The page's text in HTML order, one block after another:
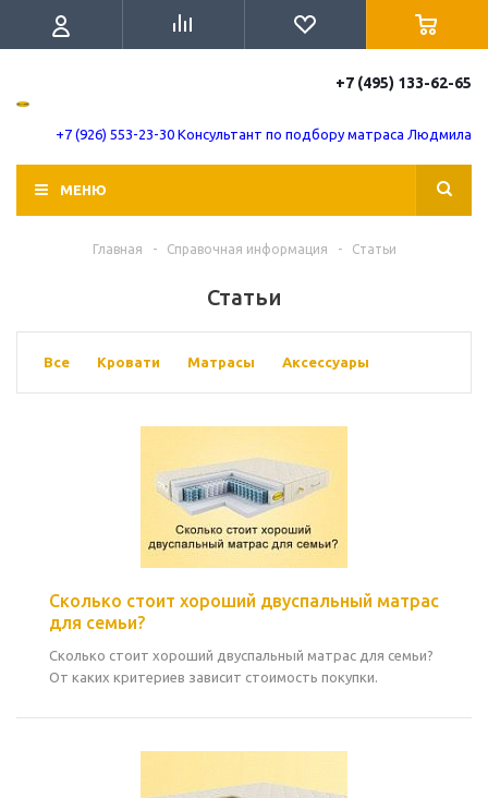
+7 (495) 133-62-65
+7 (926) 553-23-30 Консультант по подбору матраса Людмила
МЕНЮ
Главная - Справочная информация - Статьи
Статьи
Все Кровати Матрасы Аксессуары
Сколько стоит хороший двуспальный матрас
для семьи?
Сколько стоит хороший двуспальный матрас для семьи?
От каких критериев зависит стоимость покупки.